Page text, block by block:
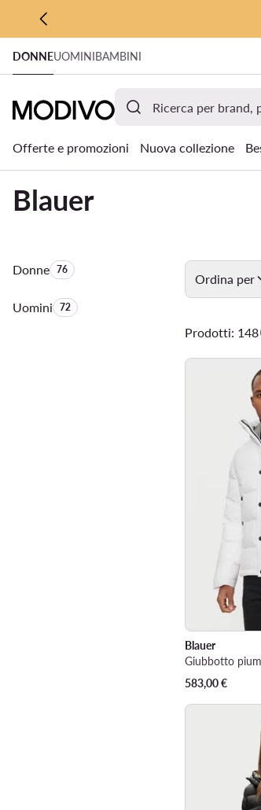
VAI AL CONTENUTO PRINCIPALE
VAI ALLA RICERCA
DONNEUOMINIBAMBINI
Offerte e promozioni Nuova collezione
Blauer
DonneQuantità di prodotti:
76
UominiQuantità di prodotti:
72
Ordina per
Prodotti: 148
Blauer
Giubbotto
583,00€